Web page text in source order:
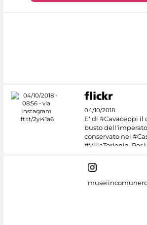
04/10/2018
E' di #Cavaceppi il
busto
conservato nel
#VillaTorlonia. Per